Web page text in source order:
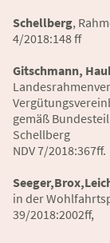
Schellberg,
4/2018:148 ff
Gitschmann,
gemäß
Schellberg
NDV 7/2018:367ff.
in der
39/2018:2002ff,